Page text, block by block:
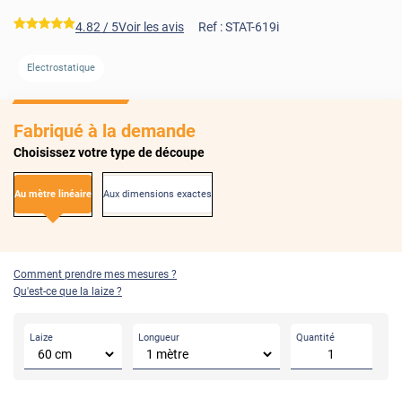
*****
4.82 / 5Voir les avis Ref :STAT-619i
Electrostatique
Fabriqué à la demande
Choisissez votre type de découpe
Au mètre linéaire Aux dimensions exactes
Comment prendre mes mesures ?
Qu'est-ce que la laize ?
Laize Longueur Quantité